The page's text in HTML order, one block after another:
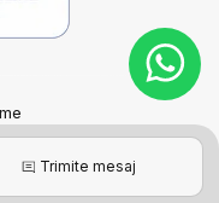
Trimite mesaj
ImmoFlux